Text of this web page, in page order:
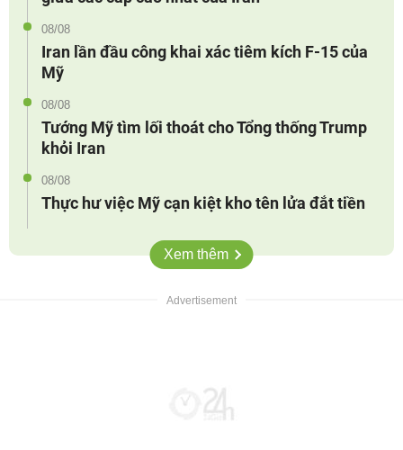
08/08
Iran lần đầu công khai xác tiêm kích F-15 của
Mỹ
08/08
Tướng Mỹ tìm lối thoát cho Tổng thống Trump
khỏi Iran
08/08
Thực hư việc Mỹ cạn kiệt kho tên lửa đắt tiền
Xem thêm